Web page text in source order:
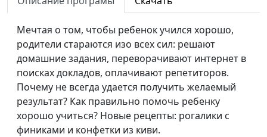
ведут. Почему?
Чикивчук, системный
семейный психолог,
Елена Самойлова,
Светлана Доманская,
Ирина Садилова, Ольга
Паршакова
Детская ложь
Анна Ронжина, Нелли
Мечтая о том, чтобы ребенок учился хорошо,
родители стараются изо всех сил: решают
домашние задания, переворачивают интернет в
поисках докладов, оплачивают репетиторов.
Почему не всегда удается получить желаемый
результат? Как правильно помочь ребенку
хорошо учиться? Новые рецепты: рогалики с
финиками и конфетки из киви.